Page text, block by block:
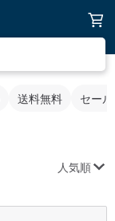
送料無料 セー
人気順